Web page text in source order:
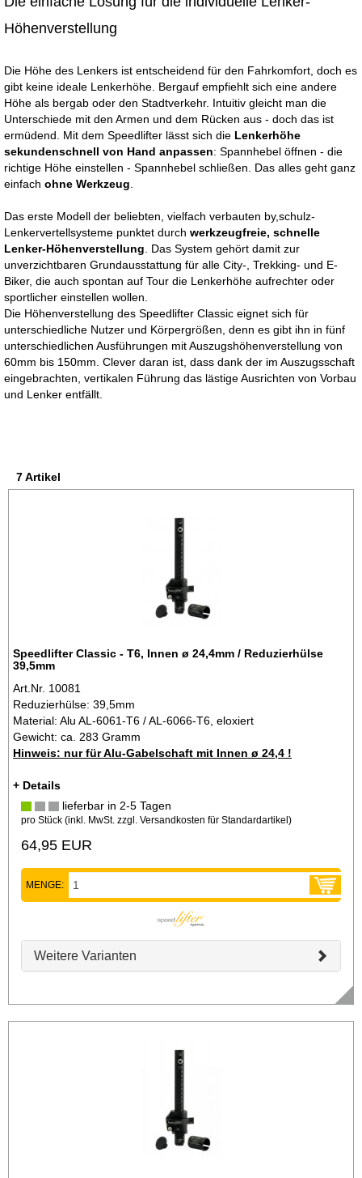
Höhenverstellung
Die Höhe des Lenkers ist entscheidend für den Fahrkomfort, doch es
gibt keine ideale Lenkerhöhe. Bergauf empfiehlt sich eine andere
Höhe als bergab oder den Stadtverkehr. Intuitiv gleicht man die
Unterschiede mit den Armen und dem Rücken aus - doch das ist
ermüdend. Mit dem Speedlifter lässt sich die Lenkerhöhe
sekundenschnell von Hand anpassen: Spannhebel öffnen - die
richtige Höhe einstellen - Spannhebel schließen. Das alles geht ganz
einfach ohne Werkzeug
Das erste Modell der beliebten, vielfach verbauten by,schulz-
Lenkervertellsysteme punktet durch werkzeugfreie, schnelle
Lenker-Höhenverstellung . Das System gehört damit zur
unverzichtbaren Grundausstattung für alle City-, Trekking- und E-
Biker, die auch spontan auf Tour die Lenkerhöhe aufrechter oder
sportlicher einstellen wollen.
Die Höhenverstellung des Speedlifter Classic eignet sich für
unterschiedliche Nutzer und Körpergrößen, denn es gibt ihn in fünf
unterschiedlichen Ausführungen mit Auszugshöhenverstellung von
60mm bis 150mm. Clever daran ist, dass dank der im Auszugsschaft
eingebrachten, vertikalen Führung das lästige Ausrichten von Vorbau
und Lenker entfällt.
7 Artikel
Speedlifter Classic - T6, Innen ø 24,4mm / Reduzierhülse
39,5mm
Art.Nr. 10081
Reduzierhülse: 39,5mm
Material: Alu AL-6061-T6 / AL-6066-T6, eloxiert
Gewicht: ca. 283 Gramm
Hinweis: nur für Alu-Gabelschaft mit Innen ø 24,4 !
+ Details
lieferbar in 2-5 Tagen
pro Stück (inkl. MwSt. zzgl. Versandkosten für Standardartikel )
64,95 EUR
MENGE:
Weitere Varianten